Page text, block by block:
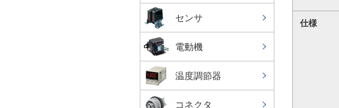
仕様
センサ
電動機
温度調節器
コネクタ